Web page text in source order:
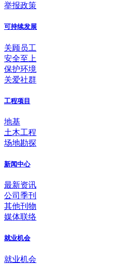
举报政策
可持续发展
关顾员工
安全至上
保护环境
关爱社群
工程项目
地基
土木工程
场地勘探
新闻中心
最新资讯
公司季刊
其他刊物
媒体联络
就业机会
就业机会